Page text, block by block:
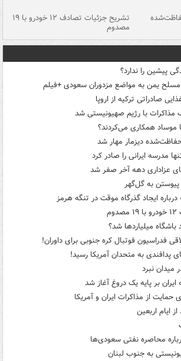
تشریح جزئیات تصادف ۱۲ خودرو با ۱۹
مصدوم
پیشین را ندارد؟
مسلح یمن به مواضع مزدوران سعودی +فیلم
صادراتی ترکیه از اروپا
مذاکرات با رژیم صهیونیستی شد
موساد همکاری می‌کردند؟
دیزمار مهار شد
مدرسه ایرانی را صادر کرد
عزاداری دهه آخر صفر شد
پیوستن به گل‌گهر
ایجاد گذرگاه موقت در تنگه هرمز
میلیاردها شد؟
فدراسیون فوتبال کره جنوبی برای داوران!
پدافندی به متحدان آمریکا رسید!
میدان نبرد
بر پایه یک دروغ آغاز شد
حمایت از مذاکرات ایران و آمریکا
ایام اربعین
محاصره نفتی سعودی‌ها
به جنوب لبنان